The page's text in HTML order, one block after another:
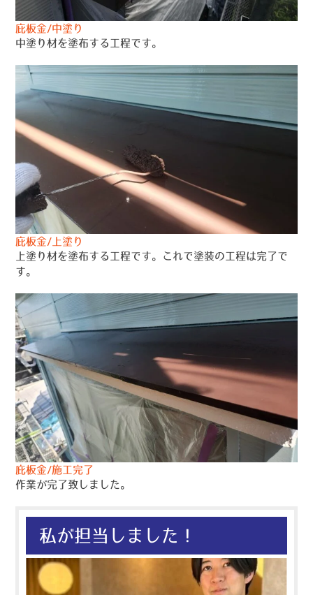
庇板金/中塗り
中塗り材を塗布する工程です。
庇板金/上塗り
上塗り材を塗布する工程です。これで塗装の工程は完了で
す。
庇板金/施工完了
作業が完了致しました。
私が担当しました！